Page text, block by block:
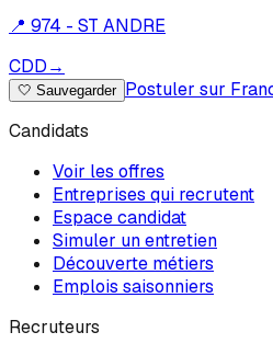
📍 974 - ST ANDRE
CDD→
🤍 Sauvegarder Postuler sur
Candidats
Voir les offres
Entreprises qui recrutent
Espace candidat
Simuler un entretien
Découverte métiers
Emplois saisonniers
Recruteurs